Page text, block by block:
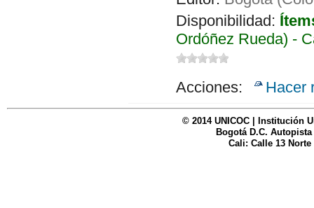
Disponibilidad:
Ordóñez Rueda) -
Acciones: Hacer
© 2014 UNICOC | Institución
Bogotá D.C. Autopista
Cali: Calle 13 Norte